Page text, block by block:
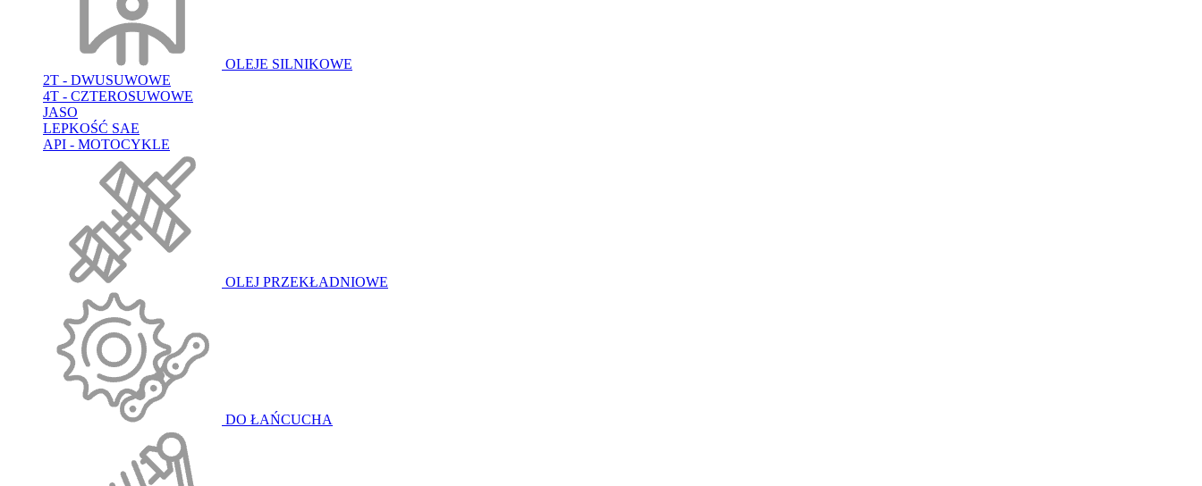
OLEJE SILNIKOWE
2T - DWUSUWOWE
4T - CZTEROSUWOWE
JASO
LEPKOŚĆ SAE
API - MOTOCYKLE
OLEJ PRZEKŁADNIOWE
DO ŁAŃCUCHA